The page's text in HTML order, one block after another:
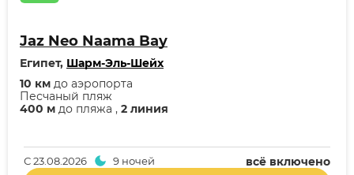
Jaz Neo Naama Bay
Египет, Шарм-Эль-Шейх
400 м до пляжа , 2 линия
Песчаный пляж
10 км до аэропорта
всё включено
С23.08.2026 9 ночей